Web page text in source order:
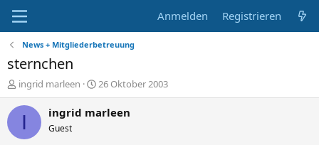
Anmelden Registrieren
News + Mitgliederbetreuung
sternchen
E
r
s
ingrid marleen
E
r
s
26 Oktober 2003
I ingrid marleen
Guest